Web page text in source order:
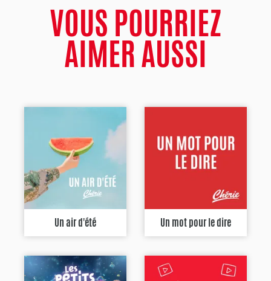
VOUS POURRIEZ
AIMER AUSSI
Un air d'été Un mot pour le dire